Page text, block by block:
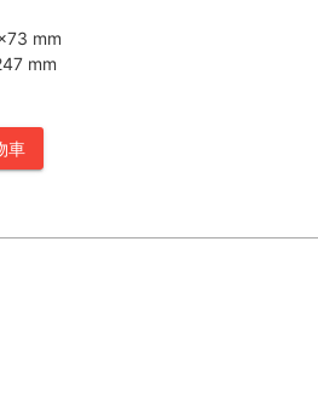
mm
mm
車